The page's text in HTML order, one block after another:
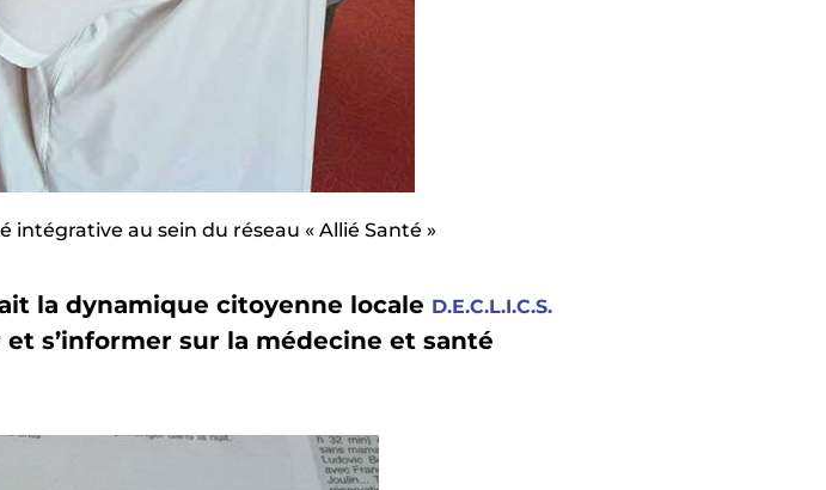
au sein du réseau « Allié Santé »
la dynamique citoyenne locale D.E.C.L.I.C.S.
s’informer sur la médecine et santé